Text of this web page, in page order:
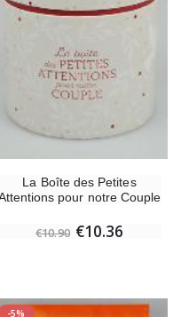
La Boîte des Petites
pour notre Couple
€10.90 €10.36
-5%